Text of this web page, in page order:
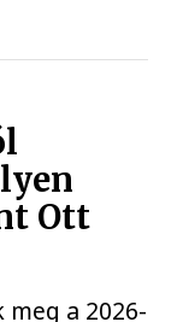
Ott
a 2026-